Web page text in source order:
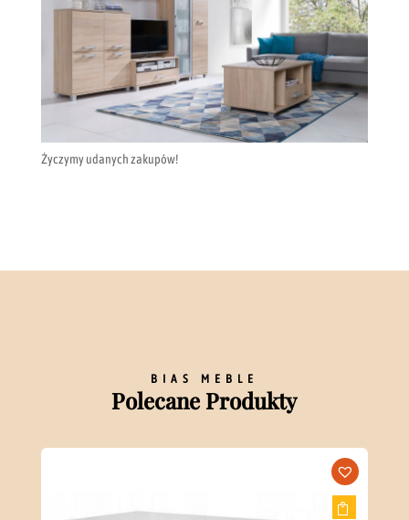
Życzymy udanych zakupów!
BIAS MEBLE
Polecane Produkty